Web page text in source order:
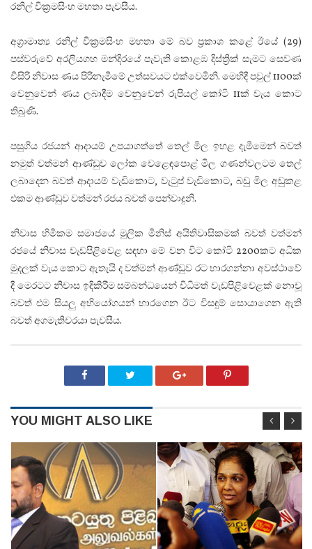
රනිල් වික්‍රමසිංහ මහතා පැවසීය.
අග්‍රාමාත්‍ය රනිල් වික්‍රමසිංහ මහතා මේ බව ප්‍රකාශ කළේ ඊයේ (29)
පස්වරුවේ අරලියගහ මන්දිරයේ පැවැති කොළඹ දිස්ත්‍රික් සැමට සෙවණ
විසිරි නිවාස ණය පිරිනැමීමේ උත්සවයට එක්වෙමිනි. මෙහිදී පවුල් 1100ක්
වෙනුවෙන් ණය ලබාදීම වෙනුවෙන් රුපියල් කෝටි 11ක් වැය කොට
තිබුණි.
පසුගිය රජයන් ආදායම් උපයාගත්තේ තෙල් මිල ඉහළ දැමීමෙන් බවත්
නමුත් වත්මන් ආණ්ඩුව ලෝක වෙළෙඳපොළ් මිල ගණන්වලටම තෙල්
ලබාදෙන බවත් ආදායම් වැඩිකොට, වැටුප් වැඩිකොට, බඩු මිල අඩුකළ
එකම ආණ්ඩුව වත්මන් රජය බවත් පෙන්වාදුනි.
නිවාස හිමිකම සමාජයේ මූලික මිනිස් අයිතිවාසිකමක් බවත් වත්මන්
රජයේ නිවාස වැඩපිළිවෙළ සඳහා මේ වන විට කෝටි 2200කට අධික
මුදලක් වැය කොට ඇතැයි ද වත්මන් ආණ්ඩුව රට භාරගන්නා අවස්ථාවේ
දී මෙරටට නිවාස ඉදිකිරීම සම්බන්ධයෙන් විධිමත් වැඩපිළිවෙළක් නොවූ
බවත් එම සියලු අභියෝගයන් භාරගෙන ඊට විසඳුම් සොයාගෙන ඇති
බවත් අගමැතිවරයා පැවසීය.
YOU MIGHT ALSO LIKE